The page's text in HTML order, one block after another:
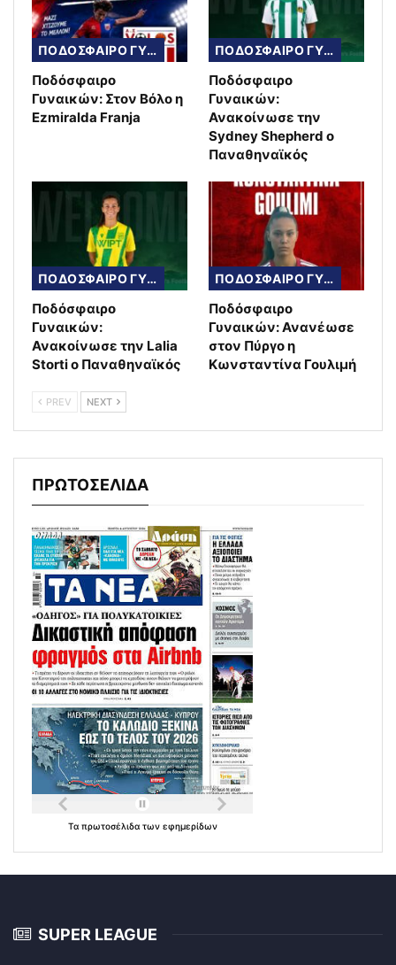
ΠΟΔΟΣΦΑΙΡΟ ΓΥΝΑΙΚΩΝ
Ποδόσφαιρο
Γυναικών: Στον Βόλο η
Ezmiralda Franja
ΠΟΔΟΣΦΑΙΡΟ ΓΥΝΑΙΚΩΝ
Ποδόσφαιρο
Γυναικών:
Ανακοίνωσε την
Sydney Shepherd ο
Παναθηναϊκός
ΠΟΔΟΣΦΑΙΡΟ ΓΥΝΑΙΚΩΝ
Ποδόσφαιρο
Γυναικών:
Ανακοίνωσε την Lalia
Storti ο Παναθηναϊκός
ΠΟΔΟΣΦΑΙΡΟ ΓΥΝΑΙΚΩΝ
Ποδόσφαιρο
Γυναικών: Ανανέωσε
στον Πύργο η
Κωνσταντίνα Γουλιμή
PREV NEXT
ΠΡΩΤΟΣΕΛΙΔΑ
Τα πρωτοσέλιδα των εφημερίδων
SUPER LEAGUE